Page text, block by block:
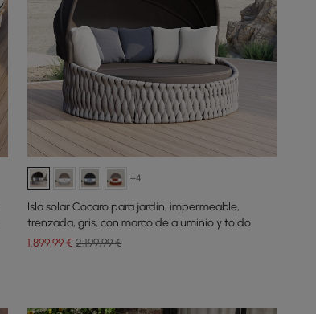
+4
Isla solar Cocaro para jardín, impermeable,
trenzada, gris, con marco de aluminio y toldo
1.899,99€ 2.199,99 €